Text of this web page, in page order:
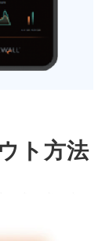
ト方法